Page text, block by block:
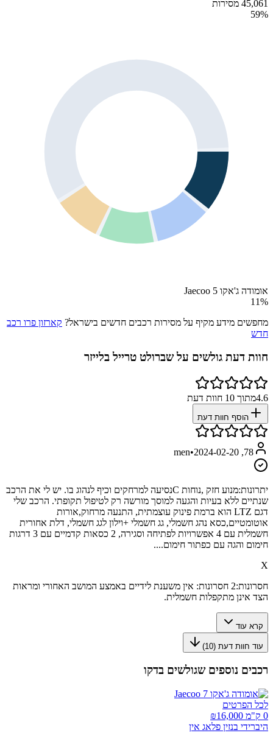
45,061 מסירות
59%
אומודה ג'אקו Jaecoo 5
11%
מחפשים מידע מקיף על מסירות רכבים חדשים בישראל? קארזון פרו רכב
חדש
חוות דעת גולשים עלשברולט טרייל בלייזר
4.6מתוך 10 חוות דעת
הוסף חוות דעת
78, men
•2024-02-20
יתרונות:
מנוע חזק ,נוחות Cנסיעה למרחקים וכיף לנהוג בו. יש לי את הרכב
שנתיים ללא בעיות והגעה למוסך מורשה רק לטיפול תקופתי. הרכב שלי
דגם LTZ הוא ברמת פינוק עוצמתית, התנעה מרחוק,אורות
אוטומטיים,כסא נהג חשמלי, גג חשמלי +וילון לגג חשמלי, דלת אחורית
חשמלית עם 4 אפשרויות לפתיחה וסגירה, 2 כסאות קדמיים עם 3 דרגות
חימום והגה עם כפתור חימום....
X
חסרונות:
2 חסרונות: אין משענת לידיים באמצע המושב האחורי ומראות
הצד אינן מתקפלות חשמלית.
קרא עוד
עוד חוות דעת (10
)
רכבים נוספים שגולשים בדקו
לכל הפרטים
0 ק"מ ₪
16,000
היברידי בנזין פלאג אין